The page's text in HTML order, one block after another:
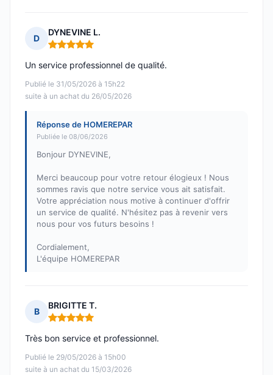
D
DYNEVINE L.
Note : 5 sur 5
Publié le 31/05/2026 à 15h22
suite à un achat du 26/05/2026
Un service professionnel de qualité.
Réponse de HOMEREPAR
Publiée le 08/06/2026
Bonjour DYNEVINE,
Merci beaucoup pour votre retour élogieux ! Nous
sommes ravis que notre service vous ait satisfait.
Votre appréciation nous motive à continuer d'offrir
un service de qualité. N'hésitez pas à revenir vers
nous pour vos futurs besoins !
Cordialement,
L'équipe HOMEREPAR
B
BRIGITTE T.
Note : 5 sur 5
Publié le 29/05/2026 à 15h00
suite à un achat du 15/03/2026
Très bon service et professionnel.